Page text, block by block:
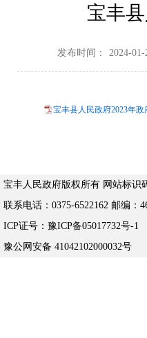
宝丰
发布时间： 2024-01-
宝丰县人民政府2023年
宝丰人民政府版权所有 网站标识
联系电话：0375-6522162 邮编：
ICP证号：豫ICP备05017732号-1
豫公网安备 41042102000032号